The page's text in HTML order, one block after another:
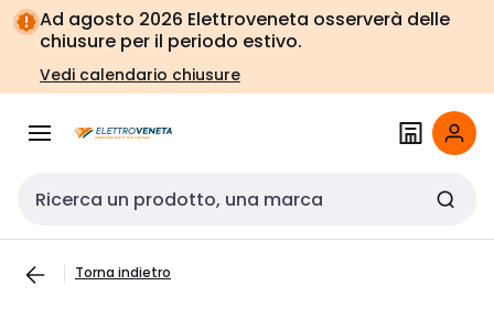
Vai alla
navigazione
Vai
alla
pagina
Ad agosto 2026 Elettroveneta osserverà delle
chiusure per il periodo estivo.
Vedi calendario chiusure
Cerca input
Torna indietro